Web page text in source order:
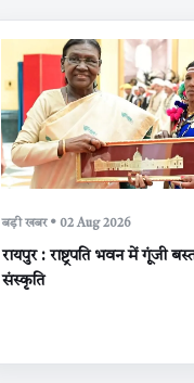
बड़ी खबर • 02 Aug 2026
रायपुर : राष्ट्रपति भवन में गूंजी
संस्कृति